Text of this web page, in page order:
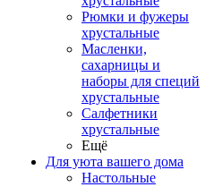
Рюмки и фужеры
хрустальные
Масленки,
сахарницы и
наборы для специй
хрустальные
Салфетники
хрустальные
Ещё
Для уюта вашего дома
Настольные